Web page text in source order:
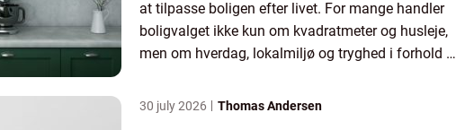
at tilpasse boligen efter livet. For mange handler
boligvalget ikke kun om kvadratmeter og husleje,
men om hverdag, lokalmiljø og tryghed i forhold til
30 july 2026 Thomas Andersen